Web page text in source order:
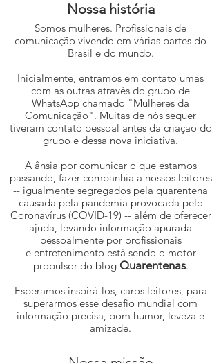
Nossa história
Somos mulheres. Profissionais de
comunicação vivendo em várias partes do
Brasil e do mundo.
Inicialmente, entramos em contato umas
com as outras através do grupo de
WhatsApp chamado "Mulheres da
Comunicação". Muitas de nós sequer
tiveram contato pessoal antes da criaçāo do
grupo e dessa nova iniciativa.
A ânsia por comunicar o que estamos
passando, fazer companhia a nossos leitores
-- igualmente segregados pela quarentena
causada pela pandemia provocada pelo
Coronavírus (COVID-19) -- além de oferecer
ajuda, levando informação apurada
pessoalmente por profissionais
e entretenimento está sendo o motor
propulsor do blog Quarentenas.
Esperamos inspirá-los, caros leitores, para
superarmos esse desafio mundial com
informação precisa, bom humor, leveza e
amizade.